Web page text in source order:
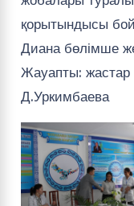
қорытындысы
Диана бөлімше
Жауапты: жастар
Д.Уркимбаева